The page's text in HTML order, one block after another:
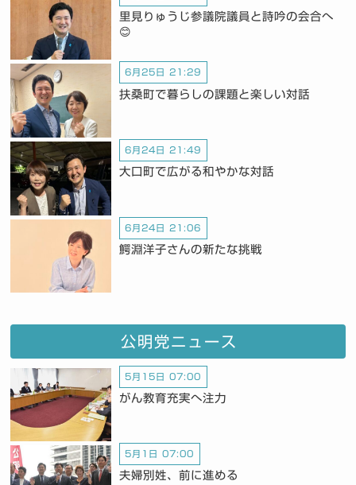
里見りゅうじ参議院議員と詩吟の会合へ
😊
6月25日 21:29
扶桑町で暮らしの課題と楽しい対話
6月24日 21:49
大口町で広がる和やかな対話
6月24日 21:06
鰐淵洋子さんの新たな挑戦
公明党ニュース
5月15日 07:00
がん教育充実へ注力
5月1日 07:00
夫婦別姓、前に進める